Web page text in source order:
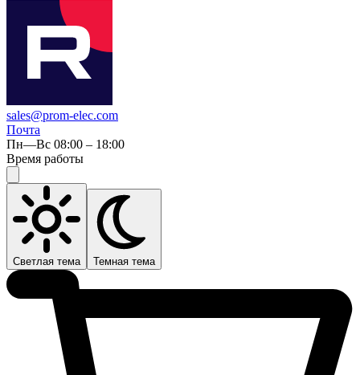
sales@prom-elec.com
Почта
Пн—Вс 08:00 – 18:00
Время работы
Светлая тема Темная тема